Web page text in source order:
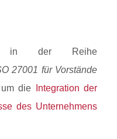
in der Reihe
27001 für Vorstände
die
Integration der
des Unternehmens